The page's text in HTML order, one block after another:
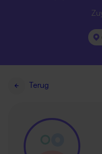
Terug